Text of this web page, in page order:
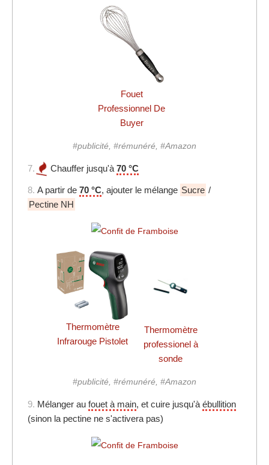
Fouet
Professionnel De
Buyer
#publicité, #rémunéré, #Amazon
7. Chauffer jusqu'à70 °C
8. A partir de 70 °C, ajouter le mélange Sucre /
Pectine NH
Thermomètre
Infrarouge Pistolet
Thermomètre
professionel à
sonde
#publicité, #rémunéré, #Amazon
9. Mélanger au fouet à main, et cuire jusqu'àébullition
(sinon la pectine ne s'activera pas)